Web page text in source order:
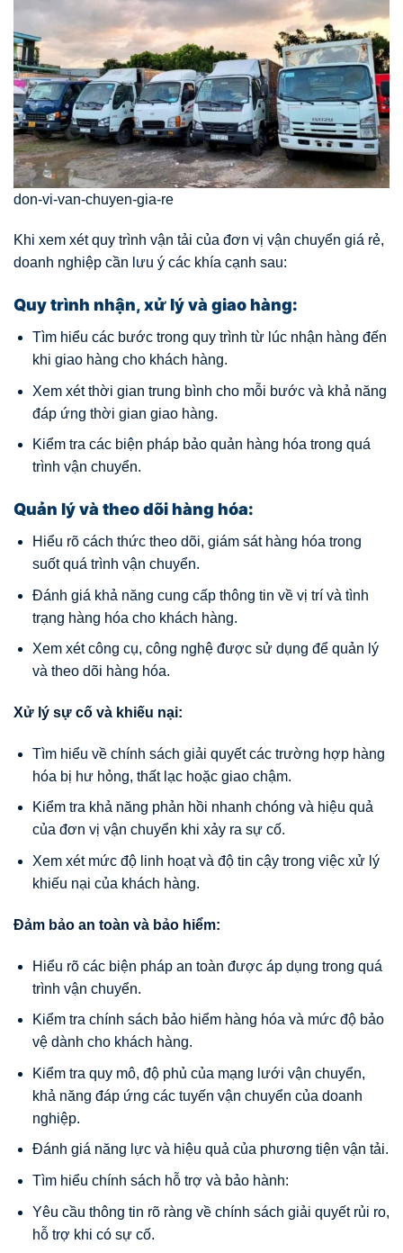
don-vi-van-chuyen-gia-re
Khi xem xét quy trình vận tải của đơn vị vận chuyển giá rẻ,
doanh nghiệp cần lưu ý các khía cạnh sau:
Quy trình nhận, xử lý và giao hàng:
Tìm hiểu các bước trong quy trình từ lúc nhận hàng đến
khi giao hàng cho khách hàng.
Xem xét thời gian trung bình cho mỗi bước và khả năng
đáp ứng thời gian giao hàng.
Kiểm tra các biện pháp bảo quản hàng hóa trong quá
trình vận chuyển.
Quản lý và theo dõi hàng hóa:
Hiểu rõ cách thức theo dõi, giám sát hàng hóa trong
suốt quá trình vận chuyển.
Đánh giá khả năng cung cấp thông tin về vị trí và tình
trạng hàng hóa cho khách hàng.
Xem xét công cụ, công nghệ được sử dụng để quản lý
và theo dõi hàng hóa.
Xử lý sự cố và khiếu nại:
Tìm hiểu về chính sách giải quyết các trường hợp hàng
hóa bị hư hỏng, thất lạc hoặc giao chậm.
Kiểm tra khả năng phản hồi nhanh chóng và hiệu quả
của đơn vị vận chuyển khi xảy ra sự cố.
Xem xét mức độ linh hoạt và độ tin cậy trong việc xử lý
khiếu nại của khách hàng.
Đảm bảo an toàn và bảo hiểm:
Hiểu rõ các biện pháp an toàn được áp dụng trong quá
trình vận chuyển.
Kiểm tra chính sách bảo hiểm hàng hóa và mức độ bảo
vệ dành cho khách hàng.
Kiểm tra quy mô, độ phủ của mạng lưới vận chuyển,
khả năng đáp ứng các tuyến vận chuyển của doanh
nghiệp.
Đánh giá năng lực và hiệu quả của phương tiện vận tải.
Tìm hiểu chính sách hỗ trợ và bảo hành:
Yêu cầu thông tin rõ ràng về chính sách giải quyết rủi ro,
hỗ trợ khi có sự cố.